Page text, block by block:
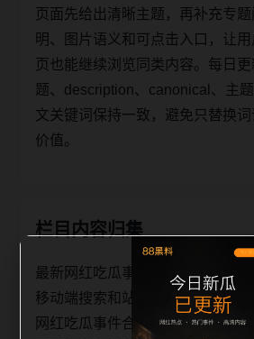
页面先给出清晰主题，再补充专
明、图片语义和可点击入口，让
页也能继续浏览同类内容。每日
题、description、canonical、主
文关键词保持一致，避免只替换
价值。
栏目内容归集
最新网红吃瓜事件合集爆料合集
移动端搜索和站内连续阅读场景
网红吃瓜事件合集、爆料合集和相